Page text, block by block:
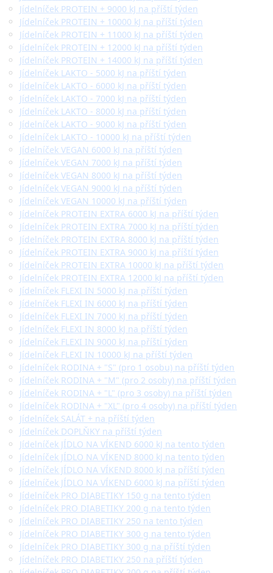
Jídelníček PROTEIN + 9000 kJ na příští týden
Jídelníček PROTEIN + 10000 kJ na příští týden
Jídelníček PROTEIN + 11000 kJ na příští týden
Jídelníček PROTEIN + 12000 kJ na příští týden
Jídelníček PROTEIN + 14000 kJ na příští týden
Jídelníček LAKTO - 5000 kJ na příští týden
Jídelníček LAKTO - 6000 kJ na příští týden
Jídelníček LAKTO - 7000 kJ na příští týden
Jídelníček LAKTO - 8000 kJ na příští týden
Jídelníček LAKTO - 9000 kJ na příští týden
Jídelníček LAKTO - 10000 kJ na příští týden
Jídelníček VEGAN 6000 kJ na příští týden
Jídelníček VEGAN 7000 kJ na příští týden
Jídelníček VEGAN 8000 kJ na příští týden
Jídelníček VEGAN 9000 kJ na příští týden
Jídelníček VEGAN 10000 kJ na příští týden
Jídelníček PROTEIN EXTRA 6000 kJ na příští týden
Jídelníček PROTEIN EXTRA 7000 kJ na příští týden
Jídelníček PROTEIN EXTRA 8000 kJ na příští týden
Jídelníček PROTEIN EXTRA 9000 kJ na příští týden
Jídelníček PROTEIN EXTRA 10000 kJ na příští týden
Jídelníček PROTEIN EXTRA 12000 kJ na příští týden
Jídelníček FLEXI IN 5000 kJ na příští týden
Jídelníček FLEXI IN 6000 kJ na příští týden
Jídelníček FLEXI IN 7000 kJ na příští týden
Jídelníček FLEXI IN 8000 kJ na příští týden
Jídelníček FLEXI IN 9000 kJ na příští týden
Jídelníček FLEXI IN 10000 kJ na příští týden
Jídelníček RODINA + "S" (pro 1 osobu) na příští týden
Jídelníček RODINA + "M" (pro 2 osoby) na příští týden
Jídelníček RODINA + "L" (pro 3 osoby) na příští týden
Jídelníček RODINA + "XL" (pro 4 osoby) na příští týden
Jídelníček SALÁT + na příští týden
Jídelníček DOPLŇKY na příští týden
Jídelníček JÍDLO NA VÍKEND 6000 kJ na tento týden
Jídelníček JÍDLO NA VÍKEND 8000 kJ na tento týden
Jídelníček JÍDLO NA VÍKEND 8000 kJ na příští týden
Jídelníček JÍDLO NA VÍKEND 6000 kJ na příští týden
Jídelníček PRO DIABETIKY 150 g na tento týden
Jídelníček PRO DIABETIKY 200 g na tento týden
Jídelníček PRO DIABETIKY 250 na tento týden
Jídelníček PRO DIABETIKY 300 g na tento týden
Jídelníček PRO DIABETIKY 300 g na příští týden
Jídelníček PRO DIABETIKY 250 na příští týden